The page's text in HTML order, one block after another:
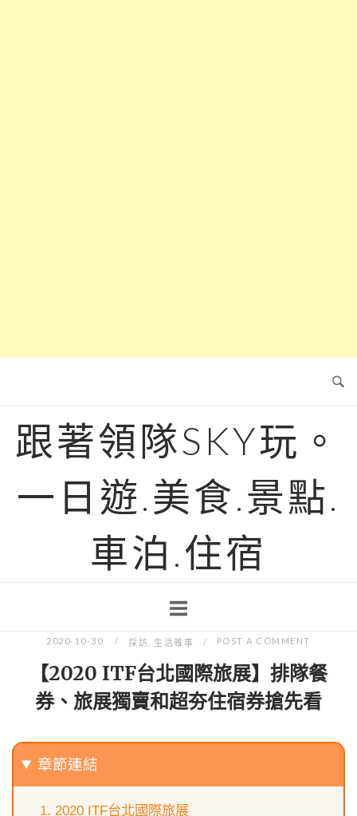
跟著領隊SKY玩。
一日遊.美食.景點.
車泊.住宿
2020-10-30 採訪 生活雜事 POST A COMMENT
【2020 ITF台北國際旅展】排隊餐
券、旅展獨賣和超夯住宿券搶先看
章節連結
2020 ITF台北國際旅展